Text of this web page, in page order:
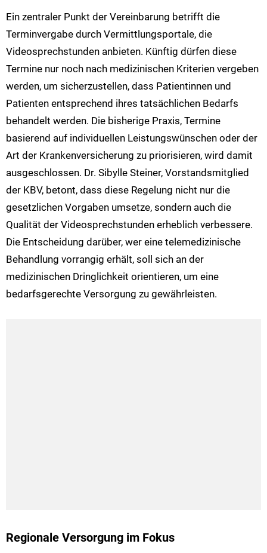
Ein zentraler Punkt der Vereinbarung betrifft die
Terminvergabe durch Vermittlungsportale, die
Videosprechstunden anbieten. Künftig dürfen diese
Termine nur noch nach medizinischen Kriterien vergeben
werden, um sicherzustellen, dass Patientinnen und
Patienten entsprechend ihres tatsächlichen Bedarfs
behandelt werden. Die bisherige Praxis, Termine
basierend auf individuellen Leistungswünschen oder der
Art der Krankenversicherung zu priorisieren, wird damit
ausgeschlossen. Dr. Sibylle Steiner, Vorstandsmitglied
der KBV, betont, dass diese Regelung nicht nur die
gesetzlichen Vorgaben umsetze, sondern auch die
Qualität der Videosprechstunden erheblich verbessere.
Die Entscheidung darüber, wer eine telemedizinische
Behandlung vorrangig erhält, soll sich an der
medizinischen Dringlichkeit orientieren, um eine
bedarfsgerechte Versorgung zu gewährleisten.
Regionale Versorgung im Fokus